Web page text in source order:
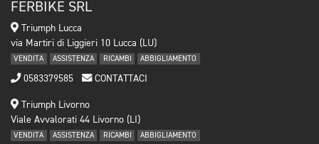
FERBIKE SRL
Triumph Lucca
via Martiri di Liggieri 10 Lucca (LU)
VENDITA ASSISTENZA RICAMBI ABBIGLIAMENTO
0583379585 CONTATTACI
Triumph Livorno
Viale Avvalorati 44 Livorno (LI)
VENDITA ASSISTENZA RICAMBI ABBIGLIAMENTO